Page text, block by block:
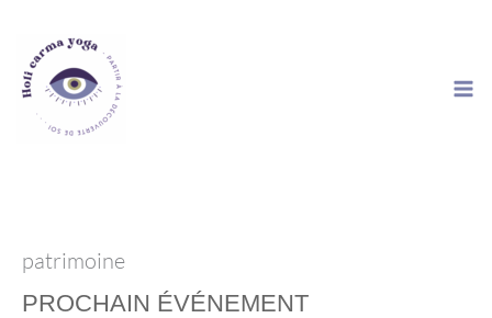
contenu
patrimoine
PROCHAIN ÉVÉNEMENT